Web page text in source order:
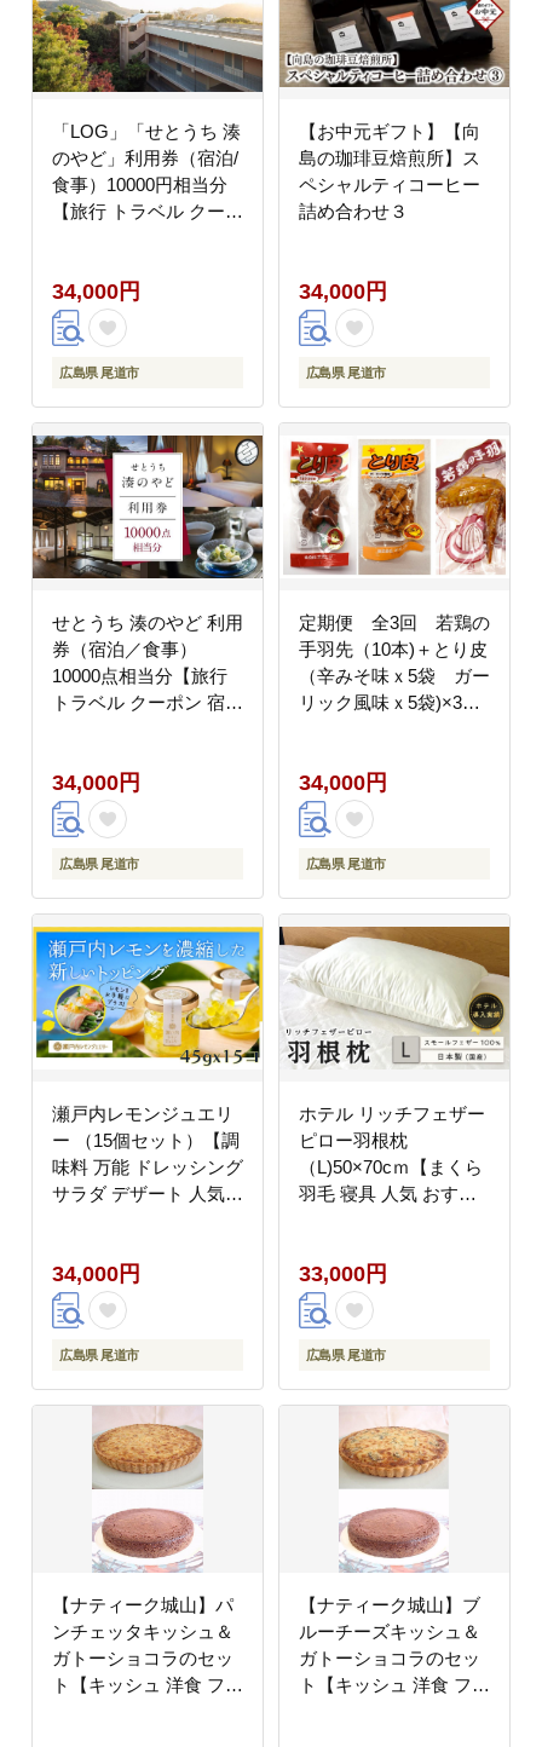
「LOG」「せとうち 湊
のやど」利用券（宿泊/
食事）10000円相当分
【旅行 トラベル クーポ
尾道】
34,000円
広島県 尾道市
【お中元ギフト】【向
島の珈琲豆焙煎所】ス
ペシャルティコーヒー
詰め合わせ３
34,000円
広島県 尾道市
せとうち 湊のやど 利用
券（宿泊／食事）
10000点相当分【旅行
トラベル クーポン 宿泊
34,000円
広島県 尾道市
定期便 全3回 若鶏の
手羽先（10本)＋とり皮
（辛みそ味ｘ5袋 ガー
リック風味ｘ5袋)×3回
常温保存 おつまみ ギフ
ト プレゼント 贈り物
広島県 尾道市
34,000円
広島県 尾道市
瀬戸内レモンジュエリ
ー （15個セット）【調
味料 万能 ドレッシング
サラダ デザート 人気
34,000円
広島県 尾道市
ホテル リッチフェザー
ピロー羽根枕
（L)50×70cｍ【まくら
羽毛 寝具 人気 おすす
33,000円
広島県 尾道市
【ナティーク城山】パ
ンチェッタキッシュ＆
ガトーショコラのセッ
ト【キッシュ 洋食 フレ
【ナティーク城山】ブ
ルーチーズキッシュ＆
ガトーショコラのセッ
ト【キッシュ 洋食 フレ